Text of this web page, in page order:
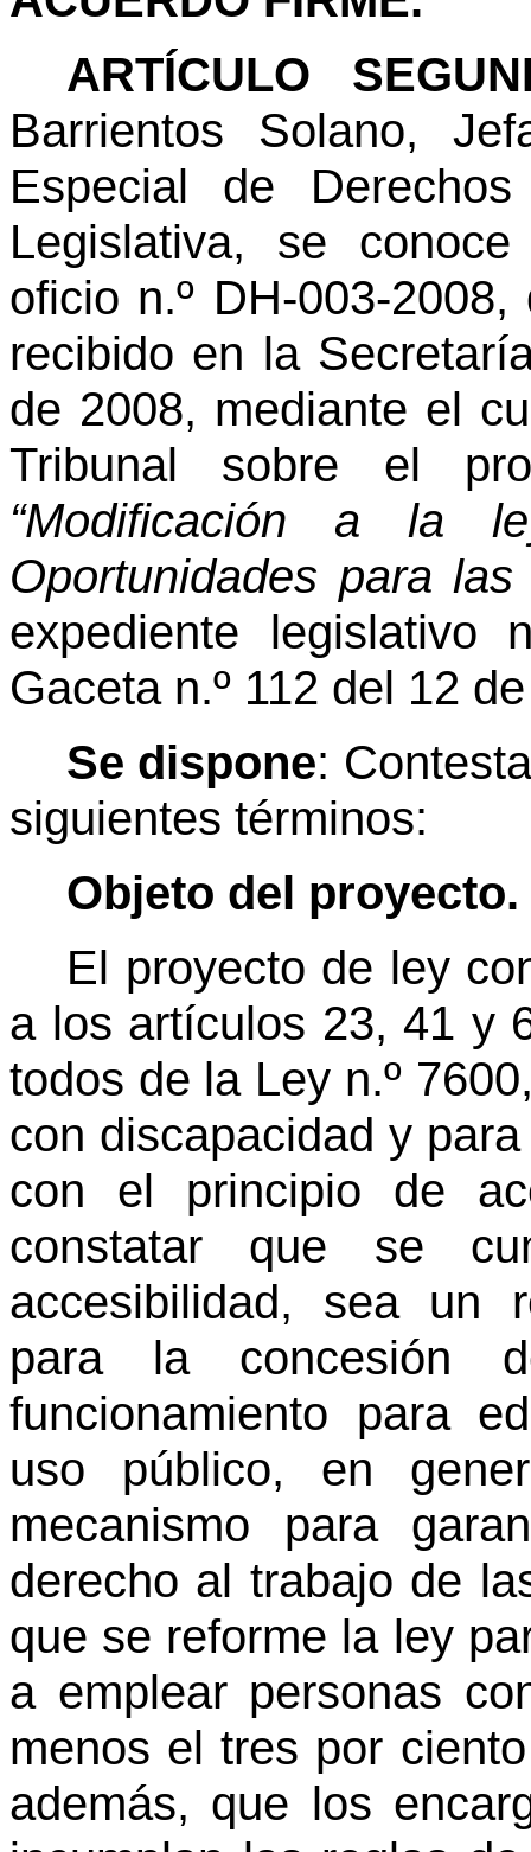
ARTÍCULO
Barrientos Solano,
Especial de
Legislativa, se
oficio n.º DH-003-
recibido en la
de 2008, mediante el
Tribunal sobre el
“Modificación a la
Oportunidades para
expediente legislativo
Gaceta n.º 112 del 12
Se dispone:
siguientes términos:
Objeto del proyecto.
El proyecto de ley
a los artículos 23, 41 y
todos de la Ley n.º
con discapacidad y
con el principio de
constatar que se
accesibilidad, sea un
para la concesión
funcionamiento para
uso público, en
mecanismo para
derecho al trabajo de
que se reforme la ley
a emplear personas
menos el tres por
además, que los